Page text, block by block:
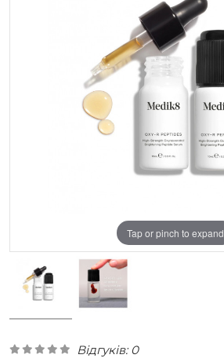
Tap or pinch to expand
Відгуків: 0